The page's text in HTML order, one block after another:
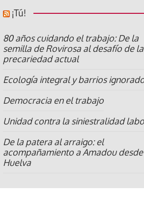
¡Tú!
80 años cuidando el trabajo: De la
semilla de Rovirosa al desafío de la
precariedad actual
Ecología integral y barrios
Democracia en el trabajo
Unidad contra la siniestralidad
De la patera al arraigo: el
acompañamiento a Amadou desde
Huelva